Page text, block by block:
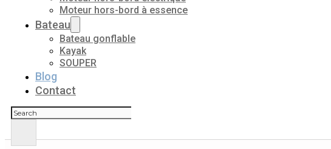
Moteur hors-bord à essence
Bateau
Bateau gonflable
Kayak
SOUPER
Blog
Contact
Rechercher